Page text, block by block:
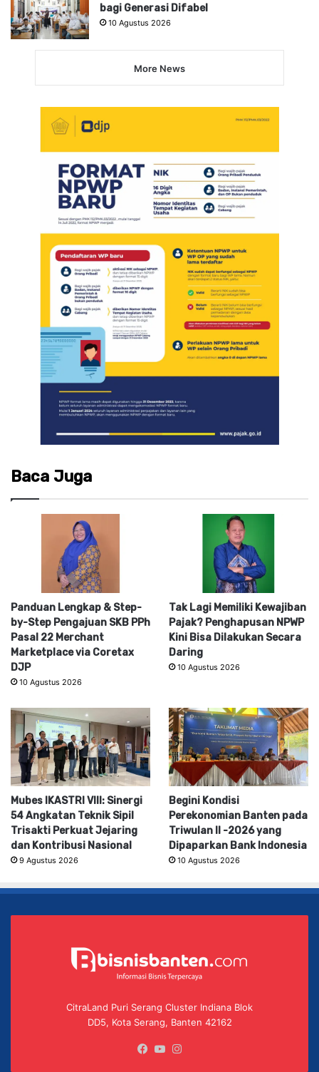
bagi Generasi Difabel
10 Agustus 2026
More News
Baca Juga
Panduan Lengkap & Step-
by-Step Pengajuan SKB PPh
Pasal 22 Merchant
Marketplace via Coretax
DJP
10 Agustus 2026
Tak Lagi Memiliki Kewajiban
Pajak? Penghapusan NPWP
Kini Bisa Dilakukan Secara
Daring
10 Agustus 2026
Mubes IKASTRI VIII: Sinergi
54 Angkatan Teknik Sipil
Trisakti Perkuat Jejaring
dan Kontribusi Nasional
9 Agustus 2026
Begini Kondisi
Perekonomian Banten pada
Triwulan II -2026 yang
Dipaparkan Bank Indonesia
10 Agustus 2026
CitraLand Puri Serang Cluster Indiana Blok
DD5, Kota Serang, Banten 42162
Facebook
YouTube